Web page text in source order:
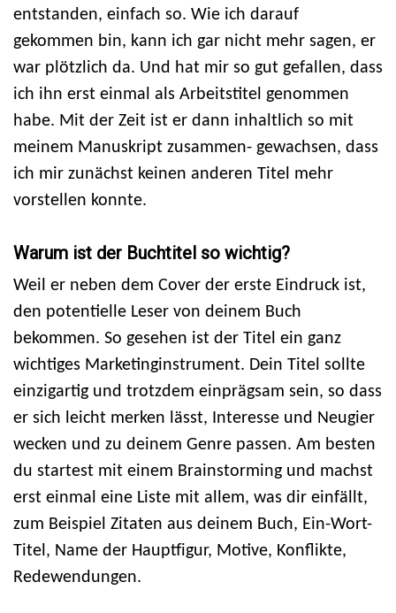
entstanden, einfach so. Wie ich darauf
gekommen bin, kann ich gar nicht mehr sagen, er
war plötzlich da. Und hat mir so gut gefallen, dass
ich ihn erst einmal als Arbeitstitel genommen
habe. Mit der Zeit ist er dann inhaltlich so mit
meinem Manuskript zusammen- gewachsen, dass
ich mir zunächst keinen anderen Titel mehr
vorstellen konnte.
Warum ist der Buchtitel so wichtig?
Weil er neben dem Cover der erste Eindruck ist,
den potentielle Leser von deinem Buch
bekommen. So gesehen ist der Titel ein ganz
wichtiges Marketinginstrument. Dein Titel sollte
einzigartig und trotzdem einprägsam sein, so dass
er sich leicht merken lässt, Interesse und Neugier
wecken und zu deinem Genre passen. Am besten
du startest mit einem Brainstorming und machst
erst einmal eine Liste mit allem, was dir einfällt,
zum Beispiel Zitaten aus deinem Buch, Ein-Wort-
Titel, Name der Hauptfigur, Motive, Konflikte,
Redewendungen.